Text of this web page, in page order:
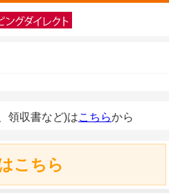
領収書など)はこちらから
こちら